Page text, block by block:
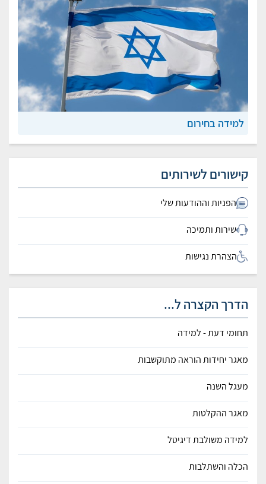
למידה בחירום
קישורים לשירותים
הפניות וההודעות שלי
שירות ותמיכה
הצהרת נגישות
הדרך הקצרה ל...
תחומי דעת - למידה
מאגר יחידות הוראה מתוקשבות
מעגל השנה
מאגר ההקלטות
למידה משולבת דיגיטל
הכלה והשתלבות